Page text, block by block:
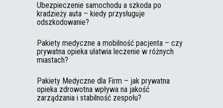
Ubezpieczenie samochodu a szkoda po
kradzieży auta – kiedy przysługuje
odszkodowanie?
Pakiety medyczne a mobilność pacjenta – czy
prywatna opieka ułatwia leczenie w różnych
miastach?
Pakiety Medyczne dla Firm – jak prywatna
opieka zdrowotna wpływa na jakość
zarządzania i stabilność zespołu?